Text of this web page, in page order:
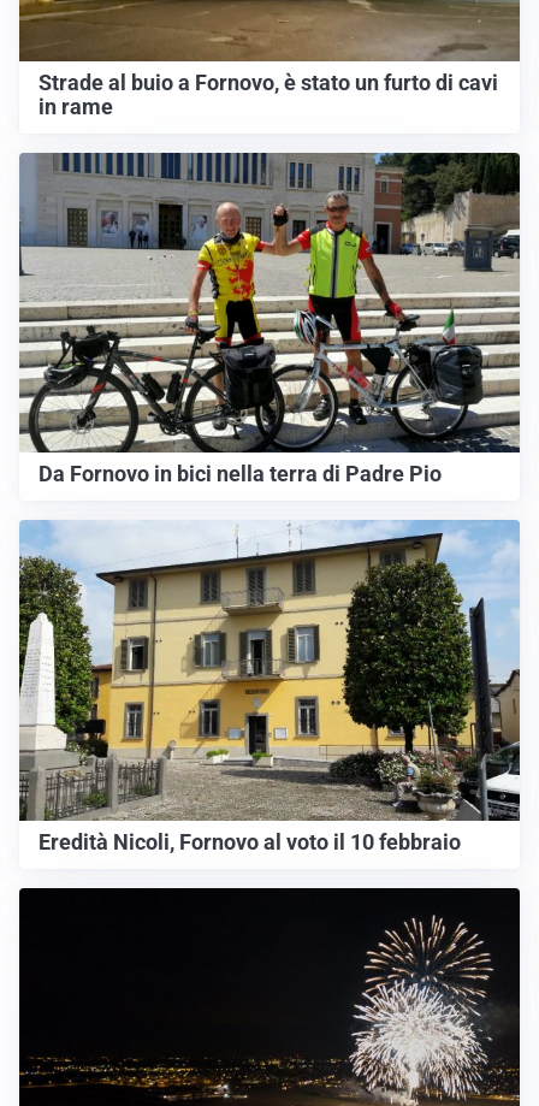
Strade al buio a Fornovo, è stato un furto di cavi
in rame
Da Fornovo in bici nella terra di Padre Pio
Eredità Nicoli, Fornovo al voto il 10 febbraio